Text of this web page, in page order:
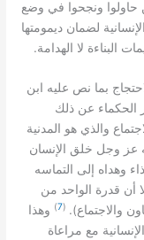
حاولوا ونجحوا في وضع
لضمان ديمومتها
البناءة لا الهدامة.
بما نص عليه ابن
الحكماء عن ذلك
والذي هو المدنية
عز وجل خلق الإنسان
وهداه إلى التماسه
أن قدرة الواحد من
والاجتماع).
(
7
) وهذا
مع مراعاة